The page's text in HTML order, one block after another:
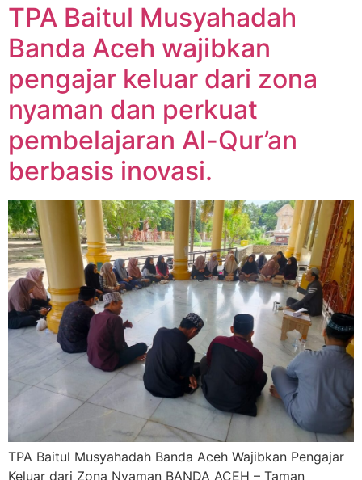
TPA Baitul Musyahadah
Banda Aceh wajibkan
pengajar keluar dari zona
nyaman dan perkuat
pembelajaran Al-Qur’an
berbasis inovasi.
TPA Baitul Musyahadah Banda Aceh Wajibkan Pengajar
Keluar dari Zona Nyaman BANDA ACEH – Taman